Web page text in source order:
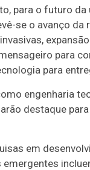
para o futuro
se o avanço
para
para
engenharia
destaque
em
emergentes